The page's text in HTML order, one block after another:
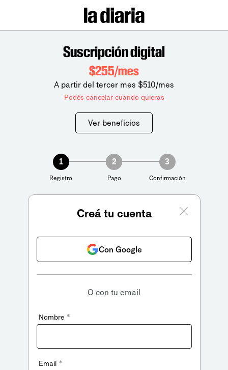
Suscripción digital
$255/mes
A partir del tercer mes $510/mes
Podés cancelar cuando quieras
Ver beneficios
1
Registro
2
Pago
3
Confirmación
Creá tu cuenta
Con Google
O con tu email
Nombre *
Email *